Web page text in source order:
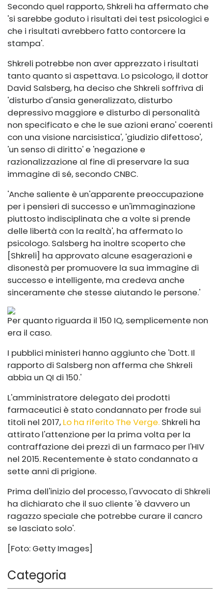
Secondo quel rapporto, Shkreli ha affermato che
'si sarebbe goduto i risultati dei test psicologici e
che i risultati avrebbero fatto contorcere la
stampa'.
Shkreli potrebbe non aver apprezzato i risultati
tanto quanto si aspettava. Lo psicologo, il dottor
David Salsberg, ha deciso che Shkreli soffriva di
'disturbo d'ansia generalizzato, disturbo
depressivo maggiore e disturbo di personalità
non specificato e che le sue azioni erano' coerenti
con una visione narcisistica', 'giudizio difettoso',
'un senso di diritto' e 'negazione e
razionalizzazione al fine di preservare la sua
immagine di sé, secondo CNBC.
'Anche saliente è un'apparente preoccupazione
per i pensieri di successo e un'immaginazione
piuttosto indisciplinata che a volte si prende
delle libertà con la realtà', ha affermato lo
psicologo. Salsberg ha inoltre scoperto che
[Shkreli] ha approvato alcune esagerazioni e
disonestà per promuovere la sua immagine di
successo e intelligente, ma credeva anche
sinceramente che stesse aiutando le persone.'
Per quanto riguarda il 150 IQ, semplicemente non
era il caso.
I pubblici ministeri hanno aggiunto che 'Dott. Il
rapporto di Salsberg non afferma che Shkreli
abbia un QI di 150.'
L'amministratore delegato dei prodotti
farmaceutici è stato condannato per frode sui
titoli nel 2017, Lo ha riferito The Verge. Shkreli ha
attirato l'attenzione per la prima volta per la
contraffazione dei prezzi di un farmaco per l'HIV
nel 2015. Recentemente è stato condannato a
sette anni di prigione.
Prima dell'inizio del processo, l'avvocato di Shkreli
ha dichiarato che il suo cliente 'è davvero un
ragazzo speciale che potrebbe curare il cancro
se lasciato solo'.
[Foto: Getty Images]
Categoria